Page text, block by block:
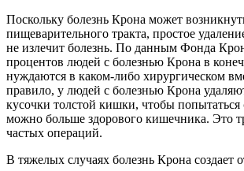
Поскольку болезнь Крона может
пищеварительного тракта, простое
не излечит болезнь. По данным Фонда
процентов людей с болезнью Крона в
нуждаются в каком-либо хирургическом
правило, у людей с болезнью Крона
кусочки толстой кишки, чтобы попытаться
можно больше здорового кишечника. Это
частых операций.
В тяжелых случаях болезнь Крона создает